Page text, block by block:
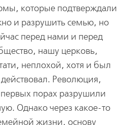
которые подтверждали
и разрушить семью, но
перед нами и перед
нашу церковь,
неплохой, хотя и был
Революция,
порах разрушили
Однако через какое-то
жизни, основу